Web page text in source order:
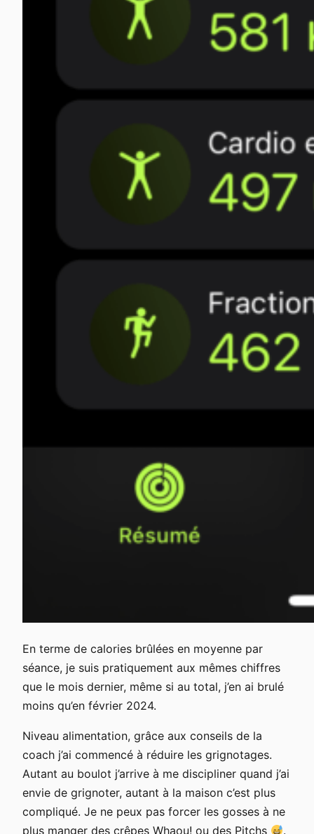
En terme de calories brûlées en moyenne par
séance, je suis pratiquement aux mêmes chiffres
que le mois dernier, même si au total, j’en ai brulé
moins qu’en février 2024.
Niveau alimentation, grâce aux conseils de la
coach j’ai commencé à réduire les grignotages.
Autant au boulot j’arrive à me discipliner quand j’ai
envie de grignoter, autant à la maison c’est plus
compliqué. Je ne peux pas forcer les gosses à ne
plus manger des crêpes Whaou! ou des Pitchs
.